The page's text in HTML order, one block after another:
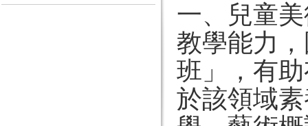
一、兒童
教學能力
班」，有
於該領域